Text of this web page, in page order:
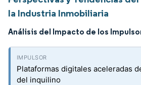
la Industria Inmobiliaria
Análisis del Impacto de los
Plataformas digitales aceleradas
del inquilino